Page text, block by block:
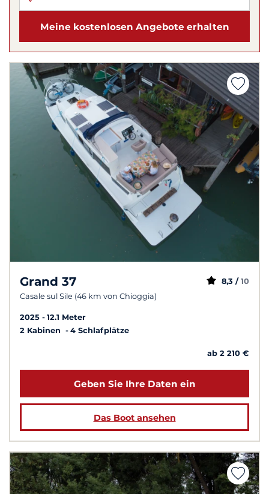
Meine kostenlosen Angebote erhalten
Grand 37
Casale sul Sile (46 km von Chioggia)
8,3 / 10
2025
12.1 Meter
2 Kabinen
4 Schlafplätze
ab 2 210 €
Geben Sie Ihre Daten ein
Das Boot ansehen